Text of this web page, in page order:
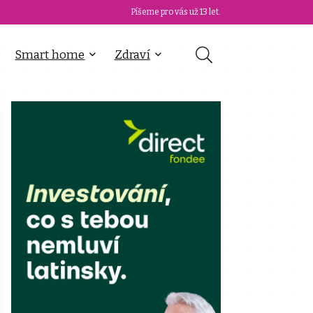
Píšeme pro vás už 13 let.
Smart home Zdraví